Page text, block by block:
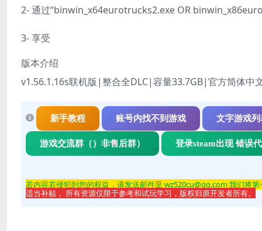
2- 通过“binwin_x64eurotrucks2.exe OR
3- 享受
版本介绍
v1.56.1.16s联机版|整合全DLC|容量33.7GB|官方简体中
新手教程 账号内找不到游戏 文字游戏列
游戏交流群（）非售后群） 登录steam出现 错误
若内容若侵犯到您的权益，请发送邮件至 wz520cu@qq.com 我们将
适当补贴， 所有资源仅限于参考和试玩学习，版权归原开发者所有。